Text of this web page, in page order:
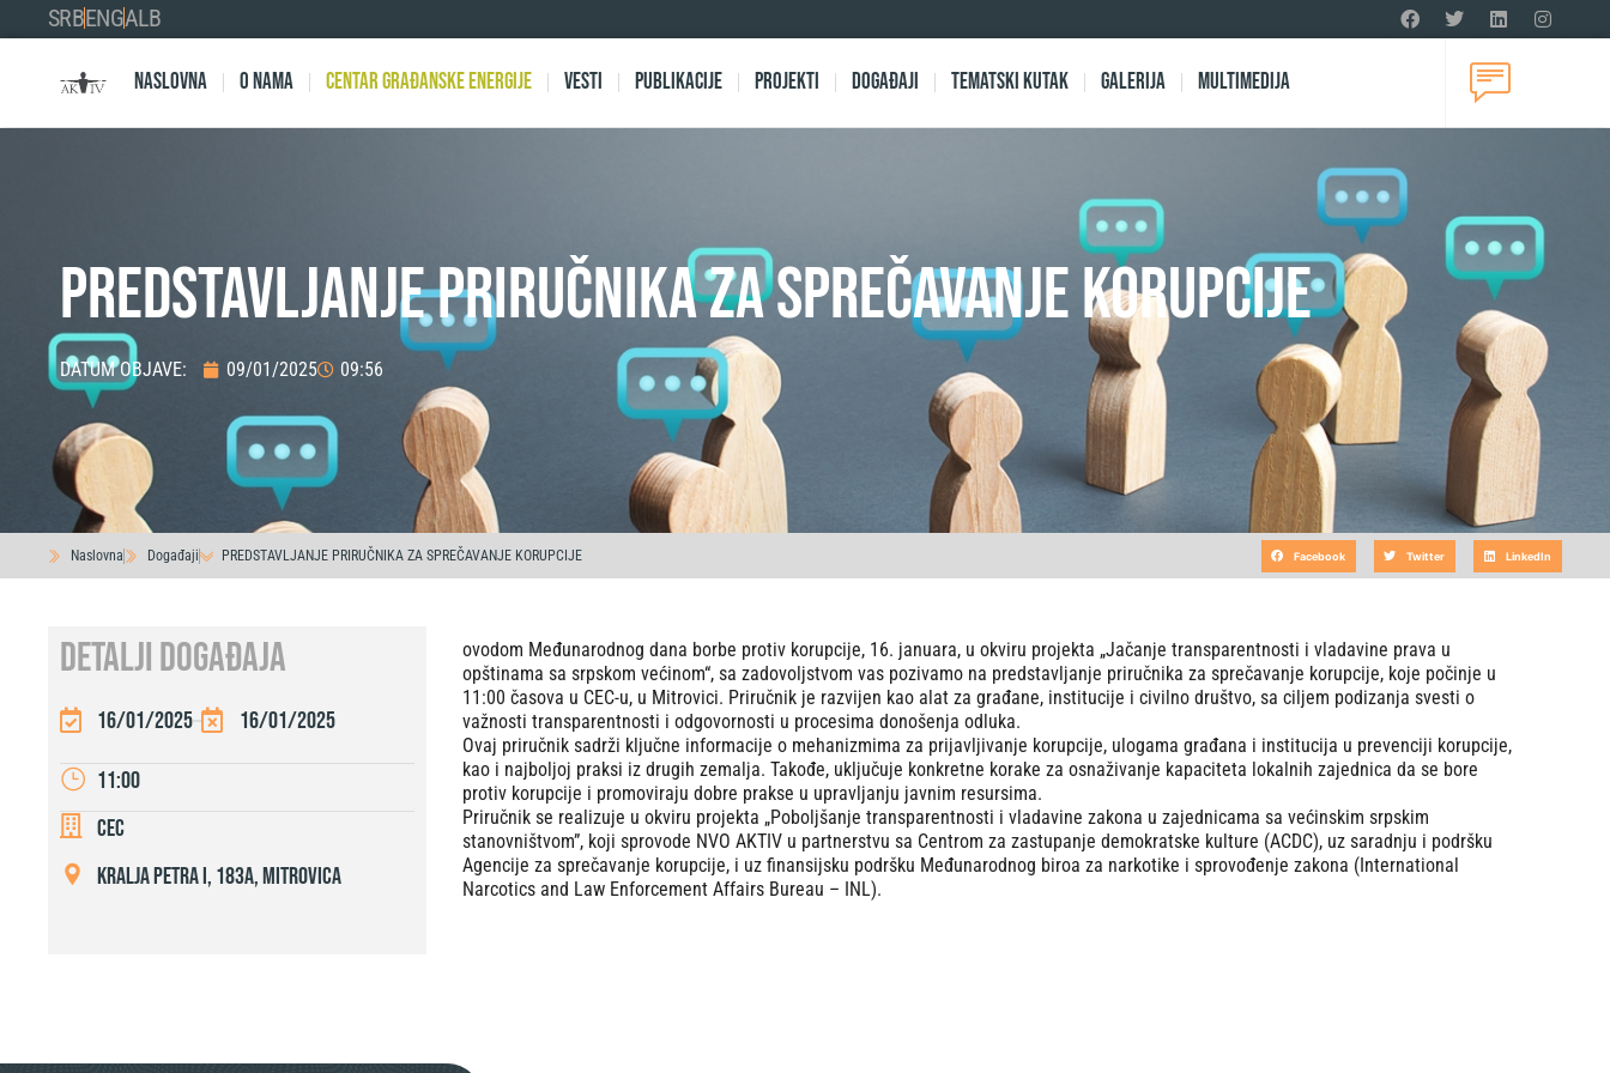
SRBENGALB
Naslovna O nama Centar Građanske Energije Vesti Publikacije Projekti Događaji Tematski kutak Galerija Multimedija
PREDSTAVLJANJE PRIRUČNIKA ZA SPREČAVANJE KORUPCIJE
DATUM OBJAVE: 09/01/2025 09:56
Naslovna Događaji PREDSTAVLJANJE PRIRUČNIKA ZA SPREČAVANJE KORUPCIJE Facebook Twitter LinkedIn
DETALJI DOGAĐAJA
16/01/2025 16/01/2025
11:00
CEC
Kralja Petra I, 183a, Mitrovica
ovodom Međunarodnog dana borbe protiv korupcije, 16. januara, u okviru projekta „Jačanje transparentnosti i vladavine prava u
opštinama sa srpskom većinom“, sa zadovoljstvom vas pozivamo na predstavljanje priručnika za sprečavanje korupcije, koje počinje u
11:00 časova u CEC-u, u Mitrovici. Priručnik je razvijen kao alat za građane, institucije i civilno društvo, sa ciljem podizanja svesti o
važnosti transparentnosti i odgovornosti u procesima donošenja odluka.
Ovaj priručnik sadrži ključne informacije o mehanizmima za prijavljivanje korupcije, ulogama građana i institucija u prevenciji korupcije,
kao i najboljoj praksi iz drugih zemalja. Takođe, uključuje konkretne korake za osnaživanje kapaciteta lokalnih zajednica da se bore
protiv korupcije i promoviraju dobre prakse u upravljanju javnim resursima.
Priručnik se realizuje u okviru projekta „Pobolјšanje transparentnosti i vladavine zakona u zajednicama sa većinskim srpskim
stanovništvom”, koji sprovode NVO AKTIV u partnerstvu sa Centrom za zastupanje demokratske kulture (ACDC), uz saradnju i podršku
Agencije za sprečavanje korupcije, i uz finansijsku podršku Međunarodnog biroa za narkotike i sprovođenje zakona (International
Narcotics and Law Enforcement Affairs Bureau – INL).